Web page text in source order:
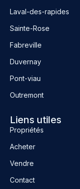
Laval-des-rapides
Sainte-Rose
Fabreville
Duvernay
Pont-viau
Outremont
Liens utiles
Propriétés
Acheter
Vendre
Contact